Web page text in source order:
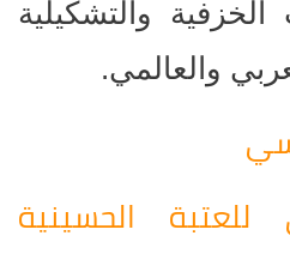
الخزفية والتشكيلية
والعالمي.
الحسينية